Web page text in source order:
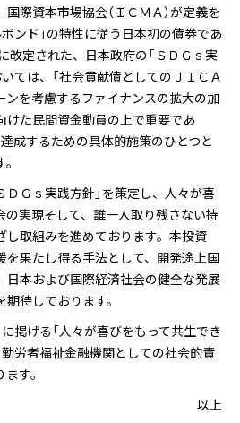
国際資本市場協会（ＩＣＭＡ）が定義を
ンド」の特性に従う日本初の債券であ
改定された、日本政府の「ＳＤＧｓ実
ては、「社会貢献債としてのＪＩＣＡ
ンを考慮するファイナンスの拡大の加
けた民間資金動員の上で重要であ
成するための具体的施策のひとつと
ＤＧｓ実践方針」を策定し、人々が喜
の実現そして、誰一人取り残さない持
し取組みを進めております。本投資
を果たし得る手法として、開発途上国
日本および国際経済社会の健全な発展
待しております。
掲げる「人々が喜びをもって共生でき
労者福祉金融機関としての社会的責
す。
以上